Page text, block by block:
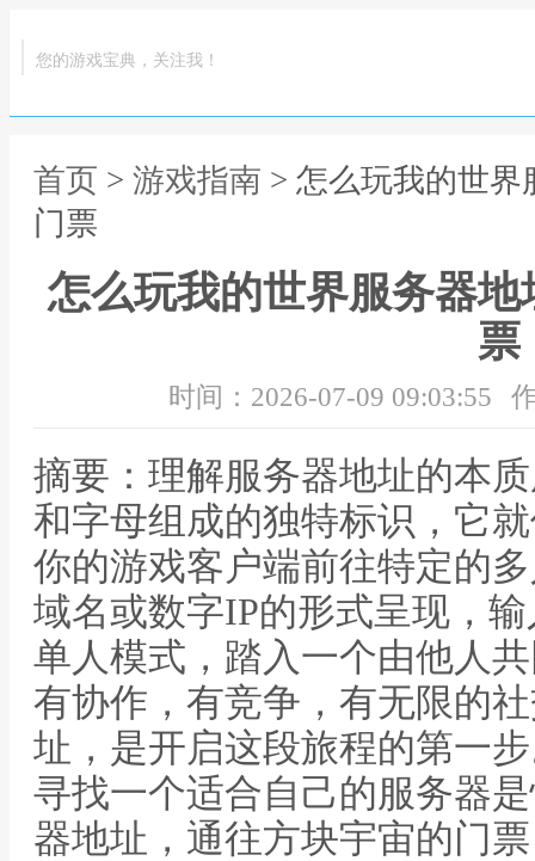
您的游戏宝典，关注我！
首页 > 游戏指南 > 怎么玩我的世
门票
怎么玩我的世界服务器
票
时间：2026-07-09 09:03:55
摘要：理解服务器地址的本
和字母组成的独特标识，它
你的游戏客户端前往特定的
域名或数字IP的形式呈现，
单人模式，踏入一个由他人
有协作，有竞争，有无限的
址，是开启这段旅程的第一
寻找一个适合自己的服务器
器地址，通往方块宇宙的门票